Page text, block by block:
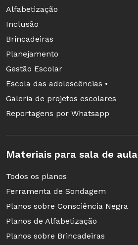
Alfabetização
Inclusão
Brincadeiras
Planejamento
Gestão Escolar
Escola das adolescências •
Galeria de projetos escolares
Reportagens por Whatsapp
Materiais para sala de aula
Todos os planos
Ferramenta de Sondagem
Planos sobre Consciência Negra
Planos de Alfabetização
Planos sobre Brincadeiras